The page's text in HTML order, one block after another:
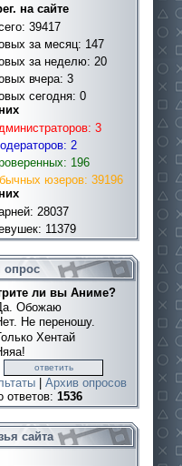
на сайте
39417
за месяц: 147
за неделю: 20
вчера: 3
сегодня: 0
3
2
196
юзеров: 39196
28037
11379
опрос
ли вы Аниме?
Обожаю
Не переношу.
Хентай
Архив опросов
ответов: 1536
сайта